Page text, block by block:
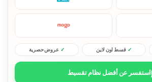
قسط اون لاين عروض حصرية
استفسر عن أفضل نظام تقسيط